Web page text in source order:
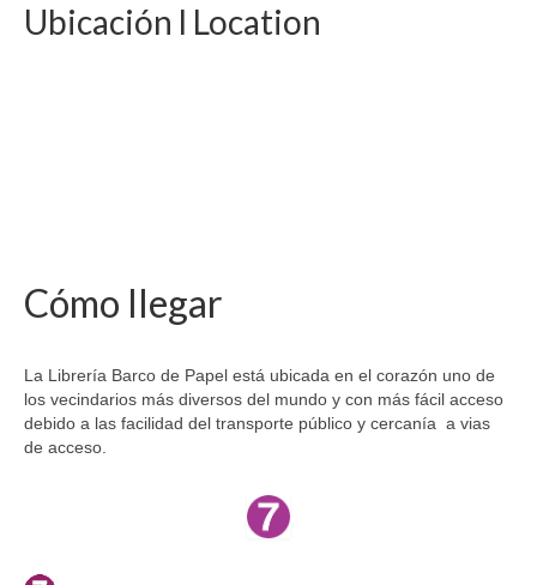
Ubicación l Location
Cómo llegar
La Librería Barco de Papel está ubicada en el corazón uno de
los vecindarios más diversos del mundo y con más fácil acceso
debido a las facilidad del transporte público y cercanía a vias
de acceso.